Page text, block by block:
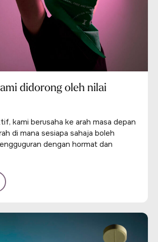
didorong oleh nilai
kami berusaha ke arah masa depan
di mana sesiapa sahaja boleh
dengan hormat dan